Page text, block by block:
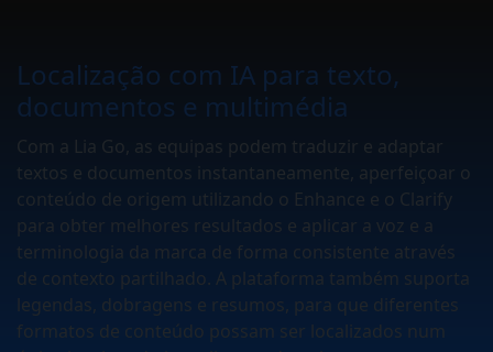
Localização com IA para texto,
documentos e multimédia
Com a Lia Go, as equipas podem traduzir e adaptar
textos e documentos instantaneamente, aperfeiçoar o
conteúdo de origem utilizando o Enhance e o Clarify
para obter melhores resultados e aplicar a voz e a
terminologia da marca de forma consistente através
de contexto partilhado. A plataforma também suporta
legendas, dobragens e resumos, para que diferentes
formatos de conteúdo possam ser localizados num